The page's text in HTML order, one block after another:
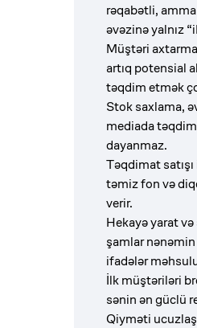
rəqabətli,
əvəzinə yalnız
Müştəri
artıq potensial
təqdim etmək
Stok saxlama,
mediada təqdim
dayanmaz.
Təqdimat
təmiz fon və
verir.
Hekayə yarat
şamlar
ifadələr
İlk müştəriləri
sənin ən güclü
Qiyməti